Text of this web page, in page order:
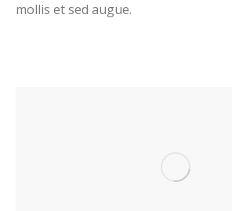
mollis et sed augue.